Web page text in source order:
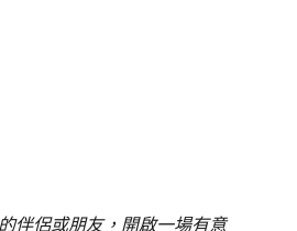
伴侶或朋友，開啟一場有意